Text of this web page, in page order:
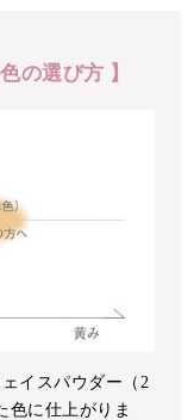
の選び方 】
イスパウダー（2
色に仕上がりま